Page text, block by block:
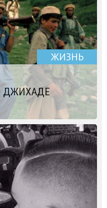
ЖИЗНЬ
ДЖИХАДЕ